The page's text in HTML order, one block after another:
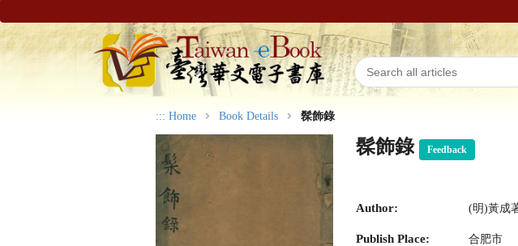
::: Home Book Details 髹飾錄
髹飾錄 Feedback
Author: (明)黃成
Publish Place: 合肥市